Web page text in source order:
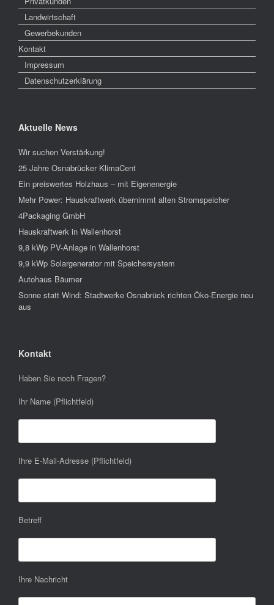
Landwirtschaft
Gewerbekunden
Kontakt
Impressum
Datenschutzerklärung
Aktuelle News
Wir suchen Verstärkung!
25 Jahre Osnabrücker KlimaCent
Ein preiswertes Holzhaus – mit Eigenenergie
Mehr Power: Hauskraftwerk übernimmt alten Stromspeicher
4Packaging GmbH
Hauskraftwerk in Wallenhorst
9,8 kWp PV-Anlage in Wallenhorst
9,9 kWp Solargenerator mit Speichersystem
Autohaus Bäumer
Sonne statt Wind: Stadtwerke Osnabrück richten Öko-Energie neu
aus
Kontakt
Haben Sie noch Fragen?
Ihr Name (Pflichtfeld)
Ihre E-Mail-Adresse (Pflichtfeld)
Betreff
Ihre Nachricht